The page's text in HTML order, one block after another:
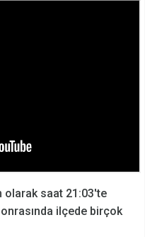
olarak saat 21:03'te
ilçede birçok